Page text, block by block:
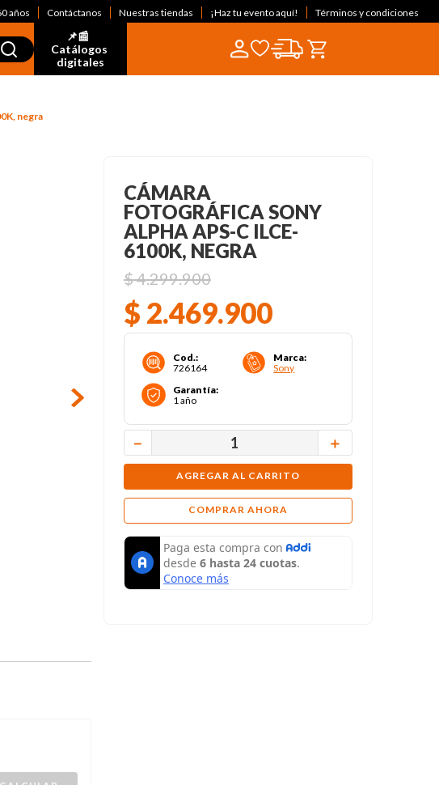
años Contáctanos Nuestras tiendas ¡Haz tu evento aquí! Términos y condiciones
📌📰
Catálogos
digitales
negra
CÁMARA
FOTOGRÁFICA SONY
ALPHA APS-C ILCE-
6100K, NEGRA
$4.299.900
$ 2.469.900
Cod.:
726164
Marca:
Sony
Garantía:
1 año
＋
－
AGREGAR AL CARRITO
COMPRAR AHORA